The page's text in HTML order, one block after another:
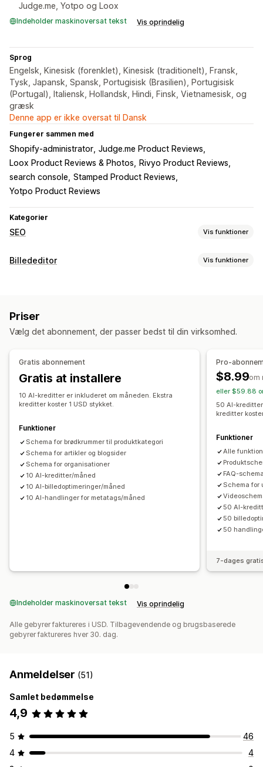
Judge.me, Yotpo og Loox
Indeholder maskinoversat tekst Vis oprindelig
Sprog
Engelsk, Kinesisk (forenklet), Kinesisk (traditionelt), Fransk,
Tysk, Japansk, Spansk, Portugisisk (Brasilien), Portugisisk
(Portugal), Italiensk, Hollandsk, Hindi, Finsk, Vietnamesisk, og
græsk
Denne app er ikke oversat til Dansk
Fungerer sammen med
Shopify-administrator Judge.me Product Reviews
Loox Product Reviews & Photos
Rivyo Product Reviews
search console Stamped Product Reviews
Yotpo Product Reviews
Kategorier
SEO Vis funktioner
SEO-værktøjer
Billededitor Vis funktioner
Priser
Vælg det abonnement, der passer bedst til din virksomhed.
Gratis abonnement
Gratis at installere
10 AI-kreditter er inkluderet om måneden. Ekstra
kreditter koster 1 USD stykket.
Funktioner
Schema for brødkrummer til produktkategori
Schema for artikler og blogsider
Schema for organisationer
10 AI-kreditter/måned
10 AI-billedoptimeringer/måned
10 AI-handlinger for metatags/måned
Pro-
$8.99om
eller $59.88
50 AI-
kreditter
Funktioner
Alle
FAQ-
Schema for
50 AI-
50
50
7-dages
Indeholder maskinoversat tekst Vis oprindelig
Alle gebyrer faktureres i USD. Tilbagevendende og brugsbaserede
gebyrer faktureres hver 30. dag.
Anmeldelser (51)
Samlet bedømmelse
4,9
5
46
4
4